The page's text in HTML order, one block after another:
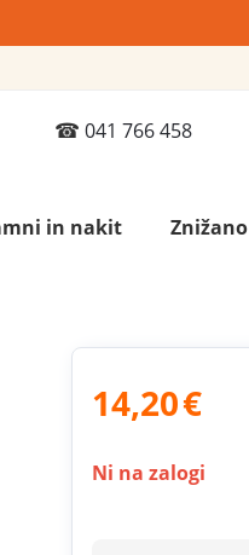
041 766 458
in nakit Znižano
14,20€
Ni na zalogi